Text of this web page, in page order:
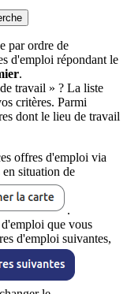
par ordre de
d'emploi répondant le
.
travail » ? La liste
critères. Parmi
dont le lieu de travail
offres d'emploi via
situation de
.
que vous
d'emploi suivantes,